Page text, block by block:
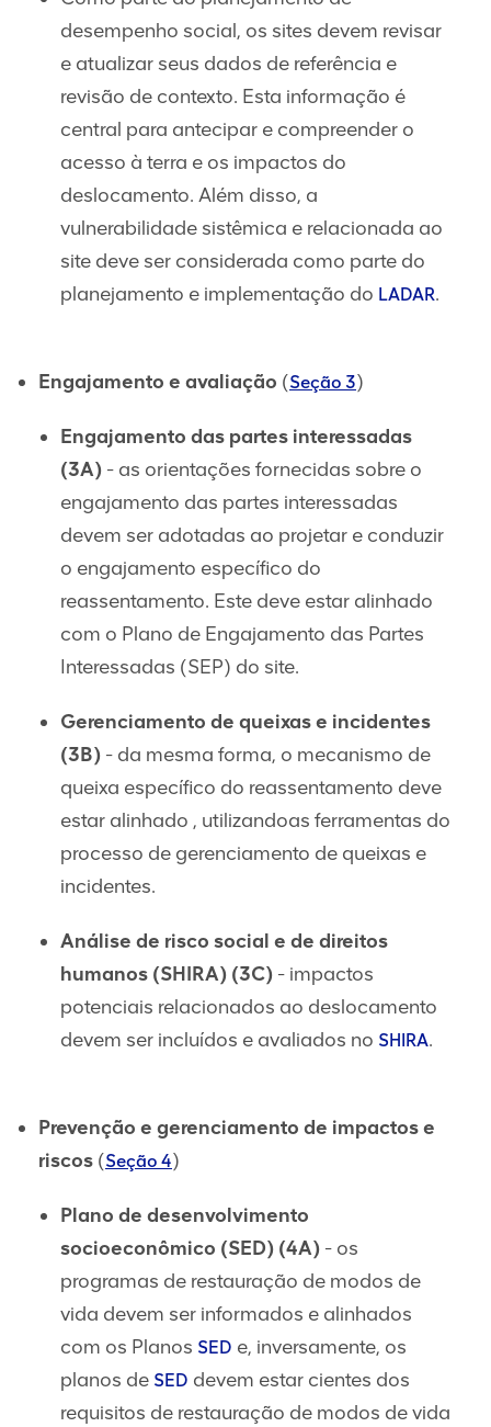
desempenho social, os sites devem revisar
e atualizar seus dados de referência e
revisão de contexto. Esta informação é
central para antecipar e compreender o
acesso à terra e os impactos do
deslocamento. Além disso, a
vulnerabilidade sistêmica e relacionada ao
site deve ser considerada como parte do
planejamento e implementação do LADAR.
Engajamento e avaliação (Seção 3)
Engajamento das partes interessadas
(3A) - as orientações fornecidas sobre o
engajamento das partes interessadas
devem ser adotadas ao projetar e conduzir
o engajamento específico do
reassentamento. Este deve estar alinhado
com o Plano de Engajamento das Partes
Interessadas (SEP) do site.
Gerenciamento de queixas e incidentes
(3B) - da mesma forma, o mecanismo de
queixa específico do reassentamento deve
estar alinhado , utilizandoas ferramentas do
processo de gerenciamento de queixas e
incidentes.
Análise de risco social e de direitos
humanos (SHIRA) (3C) - impactos
potenciais relacionados ao deslocamento
devem ser incluídos e avaliados no SHIRA.
Prevenção e gerenciamento de impactos e
riscos (Seção 4)
Plano de desenvolvimento
socioeconômico (SED) (4A) - os
programas de restauração de modos de
vida devem ser informados e alinhados
com os Planos SED e, inversamente, os
planos de SED devem estar cientes dos
requisitos de restauração de modos de vida